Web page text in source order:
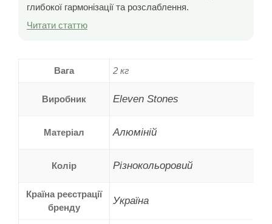
глибокої гармонізації та розслаблення.
Читати статтю
Вага 2 кг
Виробник Eleven Stones
Матеріал Алюміній
Колір Різнокольоровий
Країна реєстрації
бренду
Україна